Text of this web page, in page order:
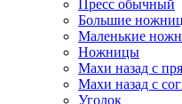
Пресс обычный
Большие
Маленькие
Ножницы
Махи назад с
Махи назад с
Уголок